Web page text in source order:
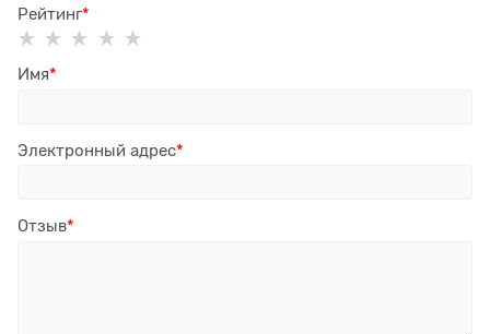
Рейтинг
Имя
Электронный адрес
Отзыв